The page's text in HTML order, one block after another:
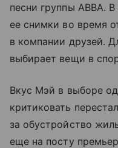
песни группы ABBA.
ее снимки во время
в компании друзей.
выбирает вещи в
Вкус Мэй в выборе
критиковать
за обустройство
еще на посту